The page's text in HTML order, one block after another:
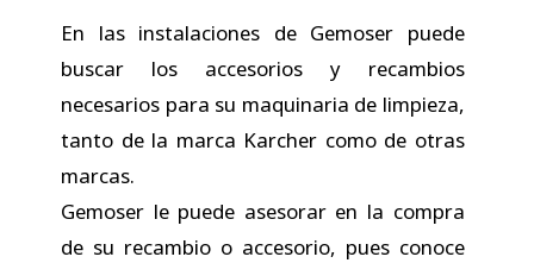
En las instalaciones de Gemoser puede
buscar los accesorios y recambios
necesarios para su maquinaria de limpieza,
tanto de la marca Karcher como de otras
marcas.
Gemoser le puede asesorar en la compra
de su recambio o accesorio, pues conoce